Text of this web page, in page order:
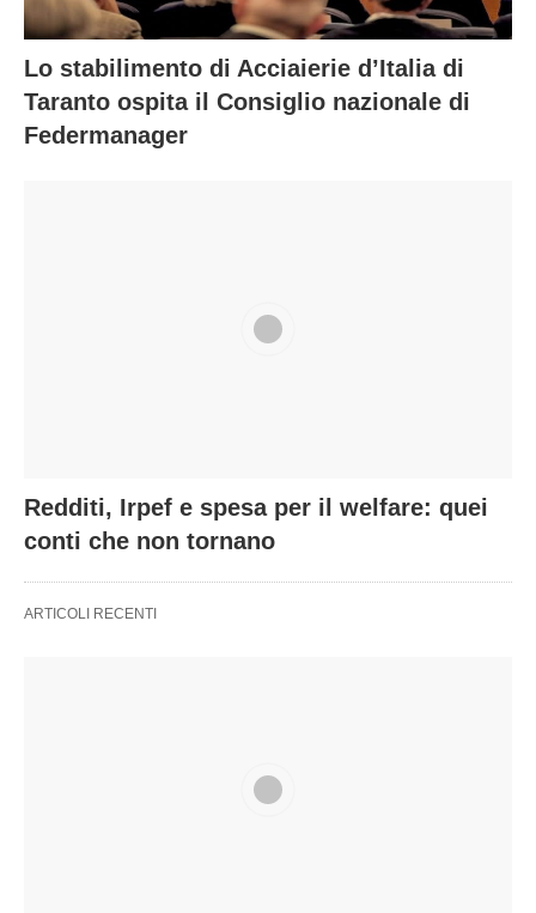
Lo stabilimento di Acciaierie d’Italia di
Taranto ospita il Consiglio nazionale di
Federmanager
Redditi, Irpef e spesa per il welfare: quei
conti che non tornano
ARTICOLI RECENTI